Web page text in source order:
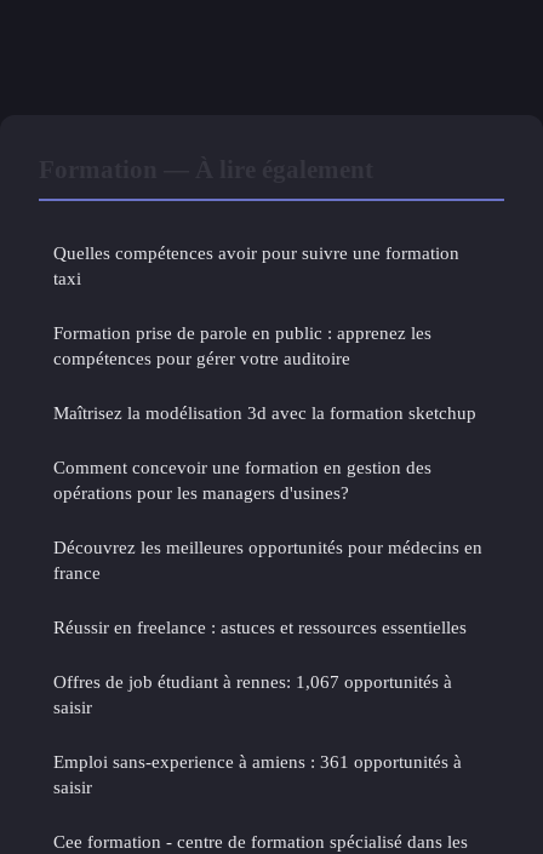
Quelles compétences avoir pour suivre une formation
taxi
Formation prise de parole en public : apprenez les
compétences pour gérer votre auditoire
Maîtrisez la modélisation 3d avec la formation sketchup
Comment concevoir une formation en gestion des
opérations pour les managers d'usines?
Découvrez les meilleures opportunités pour médecins en
france
Réussir en freelance : astuces et ressources essentielles
Offres de job étudiant à rennes: 1,067 opportunités à
saisir
Emploi sans-experience à amiens : 361 opportunités à
saisir
Cee formation - centre de formation spécialisé dans les